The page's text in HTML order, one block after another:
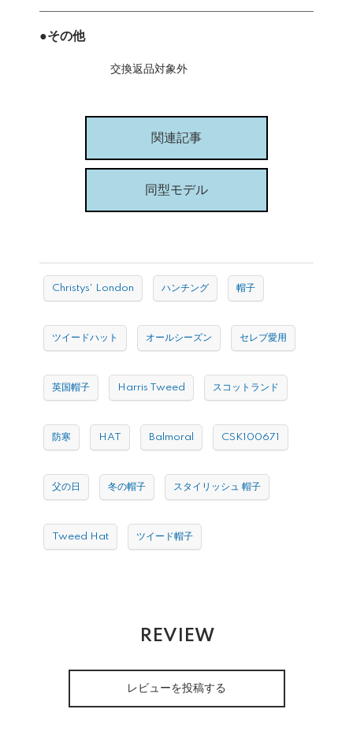
●その他
交換返品対象外
関連記事
同型モデル
Christys' London ハンチング 帽子
ツイードハット オールシーズン セレブ愛用
英国帽子 Harris Tweed スコットランド
防寒 HAT Balmoral CSK100671
父の日 冬の帽子 スタイリッシュ 帽子
Tweed Hat ツイード帽子
REVIEW
レビューを投稿する